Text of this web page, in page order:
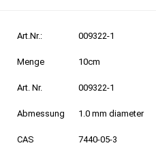
Art.Nr.: 009322-1
Menge 10cm
Art. Nr. 009322-1
Abmessung 1.0 mm diameter
CAS 7440-05-3